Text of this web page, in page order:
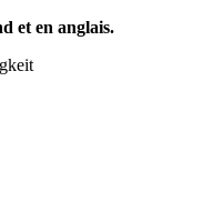
et en anglais.